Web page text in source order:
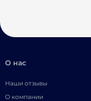
О нас
Наши отзывы
О компании